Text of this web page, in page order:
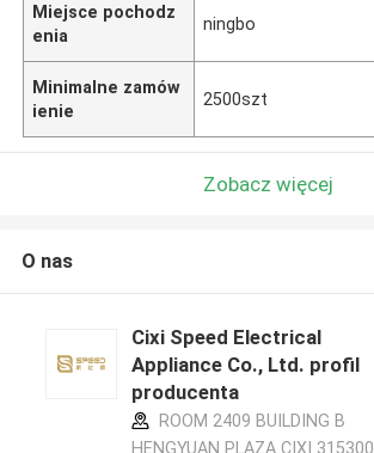
Miejsce pochodz
enia
ningbo
Minimalne zamów
ienie
2500szt
Zobacz więcej
O nas
Cixi Speed Electrical
Appliance Co., Ltd. profil
producenta
ROOM 2409 BUILDING B
HENGYUAN PLAZA CIXI 315300